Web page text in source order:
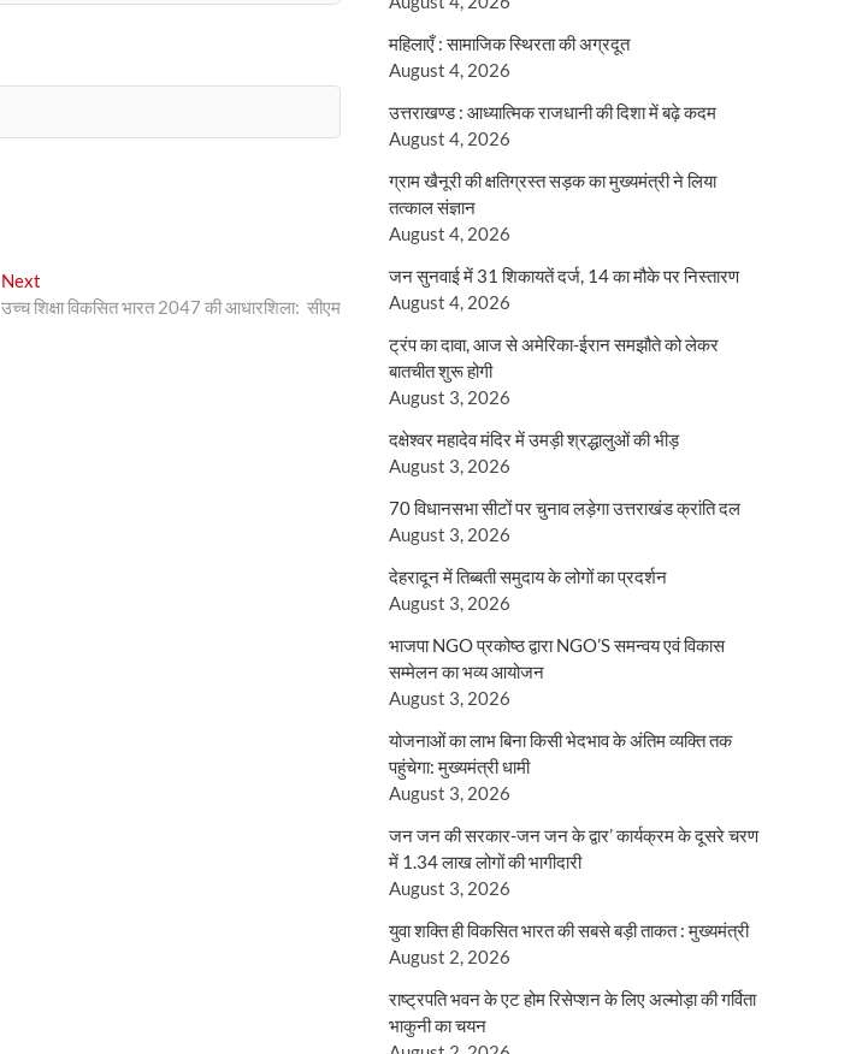
Next
post:
उच्च शिक्षा विकसित भारत 2047 की आधारशिला: सीएम
महिलाएँ : सामाजिक स्थिरता की अग्रदूत
August 4, 2026
उत्तराखण्ड : आध्यात्मिक राजधानी की दिशा में बढ़े कदम
August 4, 2026
ग्राम खैनूरी की क्षतिग्रस्त सड़क का मुख्यमंत्री ने लिया
तत्काल संज्ञान
August 4, 2026
जन सुनवाई में 31 शिकायतें दर्ज, 14 का मौके पर निस्तारण
August 4, 2026
ट्रंप का दावा, आज से अमेरिका-ईरान समझौते को लेकर
बातचीत शुरू होगी
August 3, 2026
दक्षेश्वर महादेव मंदिर में उमड़ी श्रद्धालुओं की भीड़
August 3, 2026
70 विधानसभा सीटों पर चुनाव लड़ेगा उत्तराखंड क्रांति दल
August 3, 2026
देहरादून में तिब्बती समुदाय के लोगों का प्रदर्शन
August 3, 2026
भाजपा NGO प्रकोष्ठ द्वारा NGO’S समन्वय एवं विकास
सम्मेलन का भव्य आयोजन
August 3, 2026
योजनाओं का लाभ बिना किसी भेदभाव के अंतिम व्यक्ति तक
पहुंचेगा: मुख्यमंत्री धामी
August 3, 2026
जन जन की सरकार-जन जन के द्वार’ कार्यक्रम के दूसरे चरण
में 1.34 लाख लोगों की भागीदारी
August 3, 2026
युवा शक्ति ही विकसित भारत की सबसे बड़ी ताकत : मुख्यमंत्री
August 2, 2026
राष्ट्रपति भवन के एट होम रिसेप्शन के लिए अल्मोड़ा की गर्विता
भाकुनी का चयन